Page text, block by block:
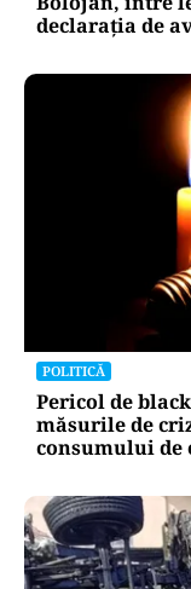
Bolojan, între
declarația de